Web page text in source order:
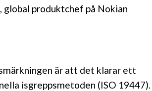
global produktchef på Nokian
är att det klarar ett
isgreppsmetoden (ISO 19447).